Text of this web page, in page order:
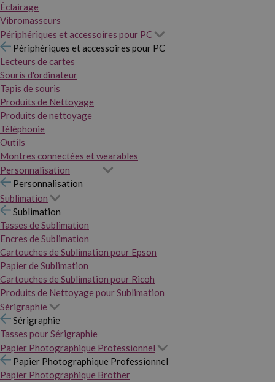
Éclairage
Vibromasseurs
Périphériques et accessoires pour PC
Périphériques et accessoires pour PC
Lecteurs de cartes
Souris d'ordinateur
Tapis de souris
Produits de Nettoyage
Produits de nettoyage
Téléphonie
Outils
Montres connectées et wearables
Personnalisation
Personnalisation
Sublimation
Sublimation
Tasses de Sublimation
Encres de Sublimation
Cartouches de Sublimation pour Epson
Papier de Sublimation
Cartouches de Sublimation pour Ricoh
Produits de Nettoyage pour Sublimation
Sérigraphie
Sérigraphie
Tasses pour Sérigraphie
Papier Photographique Professionnel
Papier Photographique Professionnel
Papier Photographique Brother